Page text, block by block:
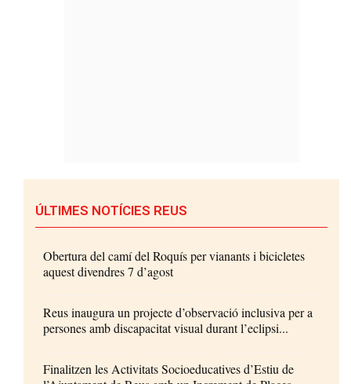
ÚLTIMES NOTÍCIES REUS
Obertura del camí del Roquís per vianants i bicicletes
aquest divendres 7 d’agost
Reus inaugura un projecte d’observació inclusiva per a
persones amb discapacitat visual durant l’eclipsi...
Finalitzen les Activitats Socioeducatives d’Estiu de